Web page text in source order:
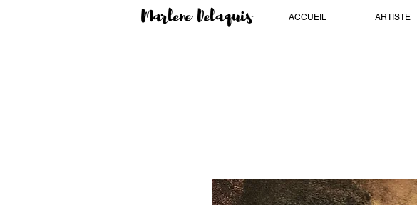
Marlene Delaquis ACCUEIL ARTISTE